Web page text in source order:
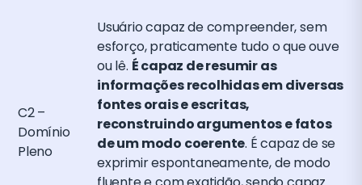
C2 –
Domínio
Pleno
Usuário capaz de compreender, sem
esforço, praticamente tudo o que ouve
ou lê. É capaz de resumir as
informações recolhidas em diversas
fontes orais e escritas,
reconstruindo argumentos e fatos
de um modo coerente. É capaz de se
exprimir espontaneamente, de modo